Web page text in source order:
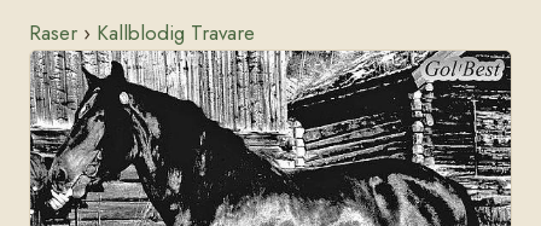
Raser › Kallblodig Travare